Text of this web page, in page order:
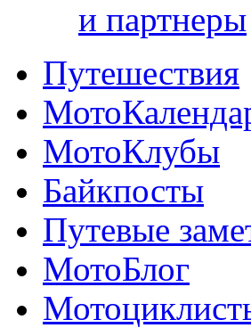
и партнеры
Путешествия
МотоКлубы
Байкпосты
Путевые
МотоБлог